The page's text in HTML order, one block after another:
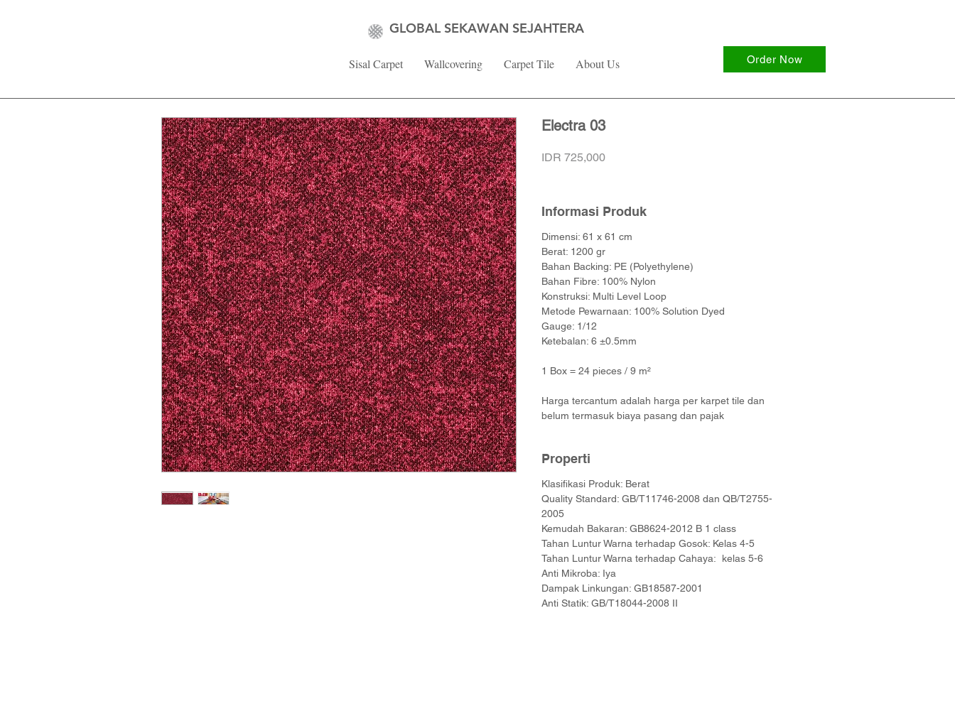
GLOBAL SEKAWAN SEJAHTERA
Sisal Carpet Wallcovering Carpet Tile About Us Order Now
Electra 03
IDR 725,000Price
Informasi Produk
Dimensi: 61 x 61 cm
Berat: 1200 gr
Bahan Backing: PE (Polyethylene)
Bahan Fibre: 100% Nylon
Konstruksi: Multi Level Loop
Metode Pewarnaan: 100% Solution Dyed
Gauge: 1/12
Ketebalan: 6 ±0.5mm
1 Box = 24 pieces / 9 m²
Harga tercantum adalah harga per karpet tile dan
belum termasuk biaya pasang dan pajak
Properti
Klasifikasi Produk: Berat
Quality Standard: GB/T11746-2008 dan QB/T2755-
2005
Kemudah Bakaran: GB8624-2012 B 1 class
Tahan Luntur Warna terhadap Gosok: Kelas 4-5
Tahan Luntur Warna terhadap Cahaya: kelas 5-6
Anti Mikroba: Iya
Dampak Linkungan: GB18587-2001
Anti Statik: GB/T18044-2008 II